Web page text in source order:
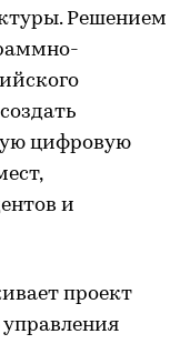
Решением
цифровую
и
проект